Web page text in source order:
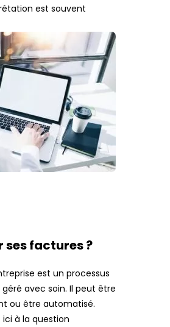
est souvent
factures ?
est un processus
avec soin. Il peut être
ou être automatisé.
à la question